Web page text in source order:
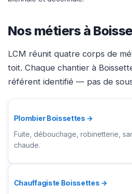
Nos métiers à
LCM réunit quatre corps de
toit. Chaque chantier à
référent identifié — pas de
Plombier Boissettes →
Fuite, débouchage, robinetterie,
chaude.
Chauffagiste Boissettes →